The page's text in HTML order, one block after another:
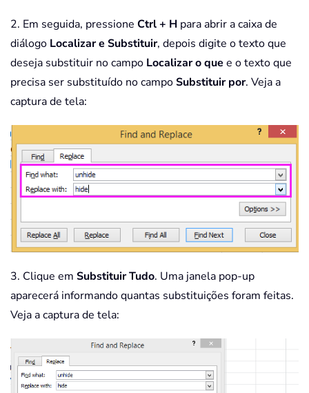
2. Em seguida, pressione Ctrl + H para abrir a caixa de
diálogo Localizar e Substituir, depois digite o texto que
deseja substituir no campo Localizar o que e o texto que
precisa ser substituído no campoSubstituir por. Veja a
captura de tela:
3. Clique em Substituir Tudo. Uma janela pop-up
aparecerá informando quantas substituições foram feitas.
Veja a captura de tela: